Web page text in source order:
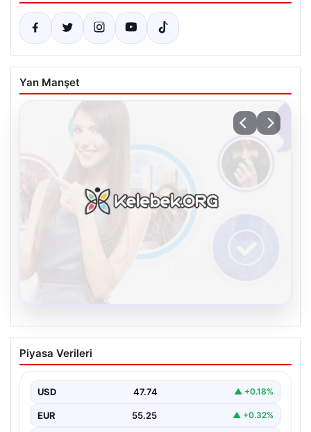
Yan Manşet
Kelebek chat adresi İle Dijital İletişimin
Seviyeli Adresi Ve Muhabbet Deneyimi
kurması ciddi bir hassasiyet barındırmaktadır. Güncel
olarak…
Piyasa Verileri
USD 47.74 ▲ +0.18%
EUR 55.25 ▲ +0.32%